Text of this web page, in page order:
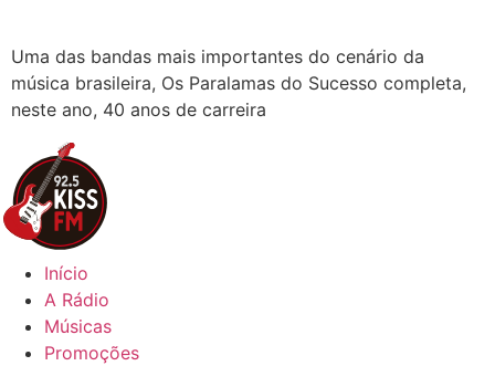
Uma das bandas mais importantes do cenário da
música brasileira, Os Paralamas do Sucesso completa,
neste ano, 40 anos de carreira
Início
A Rádio
Músicas
Promoções